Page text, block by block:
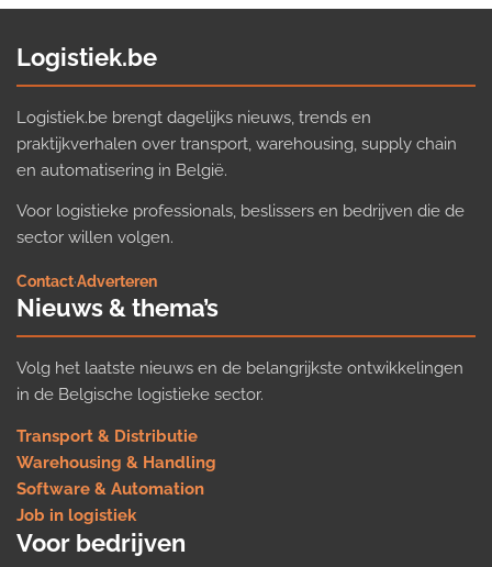
Logistiek.be
Logistiek.be brengt dagelijks nieuws, trends en
praktijkverhalen over transport, warehousing, supply chain
en automatisering in België.
Voor logistieke professionals, beslissers en bedrijven die de
sector willen volgen.
Contact·Adverteren
Nieuws & thema’s
Volg het laatste nieuws en de belangrijkste ontwikkelingen
in de Belgische logistieke sector.
Transport & Distributie
Warehousing & Handling
Software & Automation
Job in logistiek
Voor bedrijven